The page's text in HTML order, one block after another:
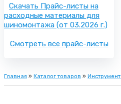
Скачать Прайс-листы на
расходные материалы для
шиномонтажа (от 03.2026 г.)
Смотреть все прайс-листы
Главная » Каталог товаров »